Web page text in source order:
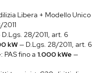
Libera + Modello Unico
28/2011, art. 6
kW— D.Lgs. 28/2011, art. 6
fino a 1.000 kWe —